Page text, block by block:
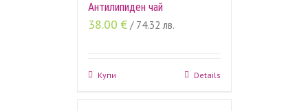
Антилипиден чай
38.00 € / 74.32 лв.
Купи Details